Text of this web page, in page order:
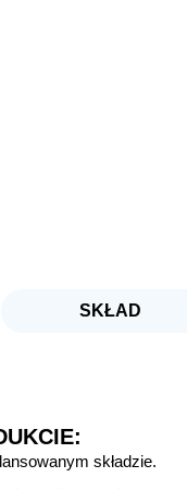
SKŁAD
składzie.